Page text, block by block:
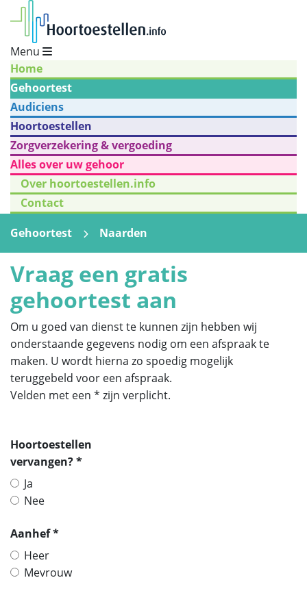
Menu
Home
Gehoortest
Audiciens
Hoortoestellen
Zorgverzekering & vergoeding
Alles over uw gehoor
Over hoortoestellen.info
Contact
Gehoortest
Naarden
Vraag een gratis
gehoortest aan
Om u goed van dienst te kunnen zijn hebben wij
onderstaande gegevens nodig om een afspraak te
maken. U wordt hierna zo spoedig mogelijk
teruggebeld voor een afspraak.
Velden met een * zijn verplicht.
Hoortoestellen
vervangen? *
Ja
Nee
Aanhef *
Heer
Mevrouw